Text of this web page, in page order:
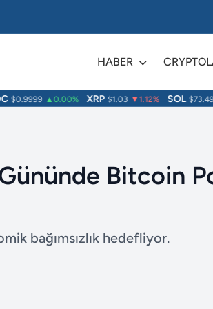
HABER
$0.9999 ▲0.00% XRP $1.03 ▼1.12% SOL $73.49
Gününde Bitcoin
bağımsızlık hedefliyor.